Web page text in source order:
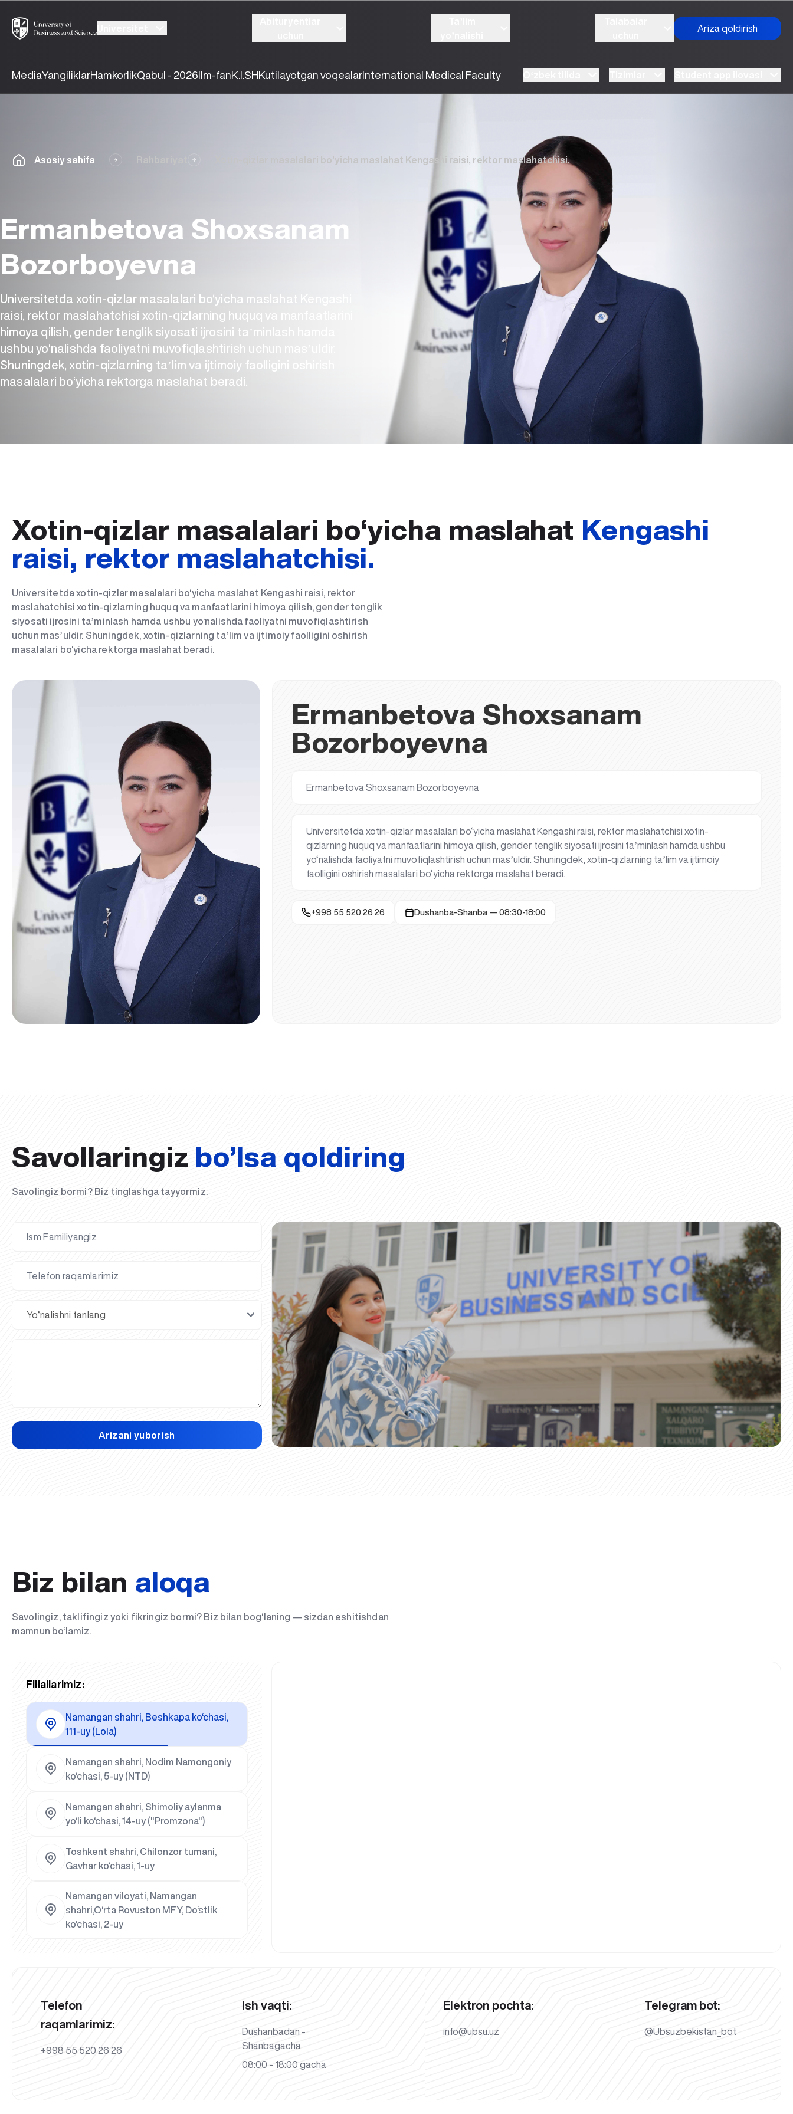
Ariza qoldirish
MediaYangiliklarHamkorlikQabul - 2026Ilm-fanK.I.SHKutilayotgan voqealarInternational Medical Faculty
Asosiy sahifa Xotin-qizlar masalalari bo‘yicha maslahat Kengashi raisi, rektor maslahatchisi.
Ermanbetova Shoxsanam
Bozorboyevna
Universitetda xotin-qizlar masalalari bo‘yicha maslahat Kengashi
raisi, rektor maslahatchisi xotin-qizlarning huquq va manfaatlarini
himoya qilish, gender tenglik siyosati ijrosini taʼminlash hamda
ushbu yo‘nalishda faoliyatni muvofiqlashtirish uchun masʼuldir.
Shuningdek, xotin-qizlarning taʼlim va ijtimoiy faolligini oshirish
masalalari bo‘yicha rektorga maslahat beradi.
Xotin-qizlar masalalari bo‘yicha maslahat Kengashi
raisi, rektor maslahatchisi.
Universitetda xotin-qizlar masalalari bo‘yicha maslahat Kengashi raisi, rektor
maslahatchisi xotin-qizlarning huquq va manfaatlarini himoya qilish, gender tenglik
siyosati ijrosini taʼminlash hamda ushbu yo‘nalishda faoliyatni muvofiqlashtirish
uchun masʼuldir. Shuningdek, xotin-qizlarning taʼlim va ijtimoiy faolligini oshirish
masalalari bo‘yicha rektorga maslahat beradi.
Ermanbetova Shoxsanam
Bozorboyevna
Ermanbetova Shoxsanam Bozorboyevna
Universitetda xotin-qizlar masalalari bo‘yicha maslahat Kengashi raisi, rektor maslahatchisi xotin-
qizlarning huquq va manfaatlarini himoya qilish, gender tenglik siyosati ijrosini taʼminlash hamda ushbu
yo‘nalishda faoliyatni muvofiqlashtirish uchun masʼuldir. Shuningdek, xotin-qizlarning taʼlim va ijtimoiy
faolligini oshirish masalalari bo‘yicha rektorga maslahat beradi.
+998 55 520 26 26 Dushanba-Shanba — 08:30-18:00
Savollaringiz bo’lsa qoldiring
Savolingiz bormi? Biz tinglashga tayyormiz.
Arizani yuborish
Biz bilan aloqa
Savolingiz, taklifingiz yoki fikringiz bormi? Biz bilan bog‘laning — sizdan eshitishdan
mamnun bo‘lamiz.
Filiallarimiz:
Namangan shahri, Beshkapa ko‘chasi,
111-uy (Lola)
Namangan shahri, Nodim Namongoniy
ko‘chasi, 5-uy (NTD)
Namangan shahri, Shimoliy aylanma
yo‘li ko‘chasi, 14-uy ("Promzona")
Toshkent shahri, Chilonzor tumani,
Gavhar ko‘chasi, 1-uy
Namangan viloyati, Namangan
shahri,O‘rta Rovuston MFY, Do‘stlik
ko‘chasi, 2-uy
Telefon
raqamlarimiz:
+998 55 520 26 26
Ish vaqti:
Dushanbadan -
Shanbagacha
08:00 - 18:00 gacha
Elektron pochta:
info@ubsu.uz
Telegram bot:
@Ubsuzbekistan_bot